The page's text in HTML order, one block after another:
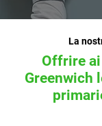
La
Offrire
Greenwich